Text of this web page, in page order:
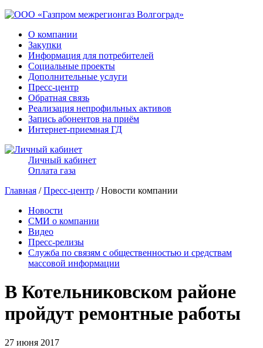
О компании
Закупки
Информация для потребителей
Социальные проекты
Дополнительные услуги
Пресс-центр
Обратная связь
Реализация непрофильных активов
Запись абонентов на приём
Интернет-приемная ГД
Личный кабинет
Оплата газа
Главная /Пресс-центр / Новости компании
Новости
СМИ о компании
Видео
Пресс-релизы
Служба по связям с общественностью и средствам
массовой информации
В Котельниковском районе
пройдут ремонтные работы
27 июня 2017